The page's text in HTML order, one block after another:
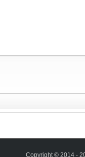
Copyright © 2014 -